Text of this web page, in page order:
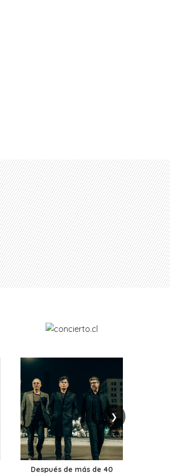
❯
Después de más de 40